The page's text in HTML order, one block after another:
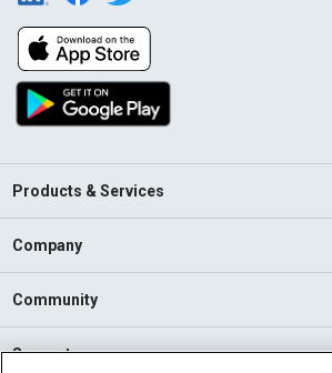
Products & Services
Company
Community
Support